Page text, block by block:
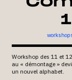
Workshop des 11 et
au « démontage »
un nouvel alphabet.